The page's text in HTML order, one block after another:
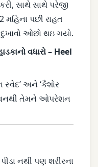
સાથે સાથે પરેજી
પછી રાહત
ઓછો થઇ ગયો.
વધારો – Heel
સ્વેદ’ અને ‘કૈશોર
તેમને ઓપરેશન
નથી પણ શરીરના